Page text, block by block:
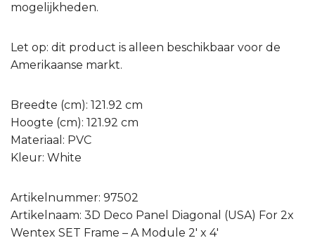
mogelijkheden.
Let op: dit product is alleen beschikbaar voor de
Amerikaanse markt.
Breedte (cm): 121.92 cm
Hoogte (cm): 121.92 cm
Materiaal: PVC
Kleur: White
Artikelnummer: 97502
Artikelnaam: 3D Deco Panel Diagonal (USA) For 2x
Wentex SET Frame – A Module 2′ x 4′